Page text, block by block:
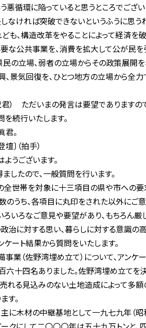
悪循環に陥っていると思うところでござ
なければ突破できないというふうに思
も、構造改革をやることによって経済を
な公共事業を、消費を拡大して公が民
民の立場、弱者の立場からその政策展開
、景気回復を、ひとつ地方の立場から全
） ただいまの発言は要望でありますの
続行いたします。
。
（拍手）
ございます。
したので、一般質問を行います。
世帯を対象に十三項目の県や市への要
のうち、各項目に丸印をされた以外に
いろなご意見や要望があり、もちろん
治に対する思い、暮らしに対する意識の
ケート結果から質問をいたします。
（佐野湾埋め立て）について、アンケー
六十四名ありました。佐野湾埋め立て
れる見込みのない土地造成によって多
す。
に木材の中継基地として一九七九年（